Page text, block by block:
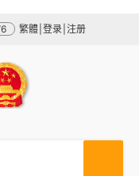
繁體 登录 注册